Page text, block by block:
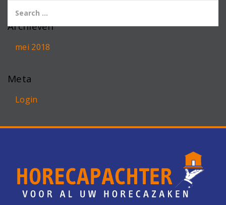
Archieven
mei 2018
Meta
Login